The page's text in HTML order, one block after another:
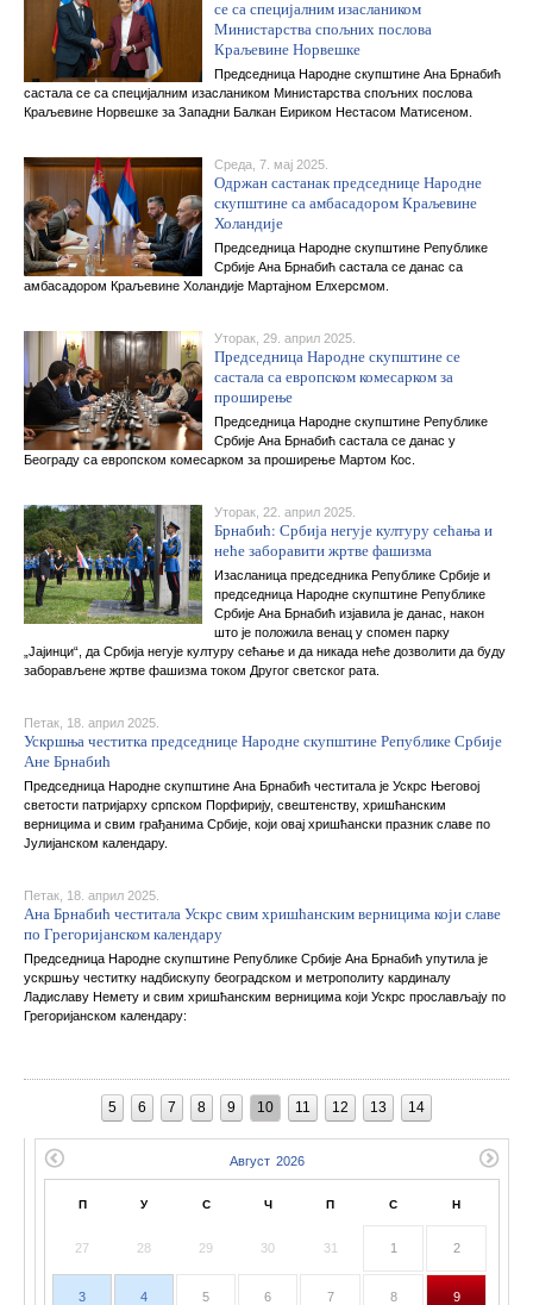
се са специјалним изаслаником
Министарства спољних послова
Краљевине Норвешке
Председница Народне скупштине Ана Брнабић
састала се са специјалним изаслаником Министарства спољних послова
Краљевине Норвешке за Западни Балкан Еириком Нестасом Матисеном.
Среда, 7. мај 2025.
Одржан састанак председнице Народне
скупштине са амбасадором Краљевине
Холандије
Председница Народне скупштине Републике
Србије Ана Брнабић састала се данас са
амбасадором Краљевине Холандије Мартајном Елхерсмом.
Уторак, 29. април 2025.
Председница Народне скупштине се
састала са европском комесарком за
проширење
Председница Народне скупштине Републике
Србије Ана Брнабић састала се данас у
Београду са европском комесарком за проширење Мартом Кос.
Уторак, 22. април 2025.
Брнабић: Србија негује културу сећања и
неће заборавити жртве фашизма
Изасланица председника Републике Србије и
председница Народне скупштине Републике
Србије Ана Брнабић изјавила је данас, након
што је положила венац у спомен парку
„Јајинци“, да Србија негује културу сећање и да никада неће дозволити да буду
заборављене жртве фашизма током Другог светског рата.
Петак, 18. април 2025.
Ускршња честитка председнице Народне скупштине Републике Србије
Ане Брнабић
Председница Народне скупштине Ана Брнабић честитала је Ускрс Његовој
светости патријарху српском Порфирију, свештенству, хришћанским
верницима и свим грађанима Србије, који овај хришћански празник славе по
Јулијанском календару.
Петак, 18. април 2025.
Ана Брнабић честитала Ускрс свим хришћанским верницима који славе
по Грегоријанском календару
Председница Народне скупштине Републике Србије Ана Брнабић упутила је
ускршњу честитку надбискупу београдском и метрополиту кардиналу
Ладиславу Немету и свим хришћанским верницима који Ускрс прослављају по
Грегоријанском календару:
5 6 7 8 9 10 11 12 13 14
П У С Ч П С Н
27 28 29 30 31 1 2
3 4 5 6 7 8 9